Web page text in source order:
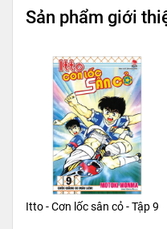
Mã hàng
Tên NCC
Nhà
NXB
Kích thước bao bì20.5 x
Trọng lượng
350gr
Số trang
382
Hình thức
Bìa
Sản phẩm giới
Itto - Cơn lốc sân cỏ - Tập 9